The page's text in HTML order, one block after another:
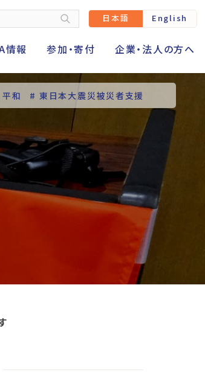
日本語 English
情報 参加・寄付 企業・法人の方へ
和 # 東日本大震災被災者支援